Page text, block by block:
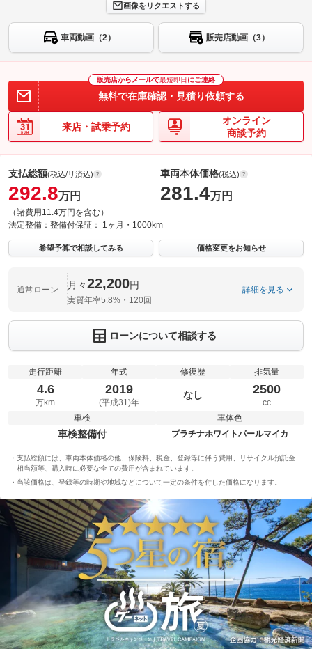
画像をリクエストする
車両動画（2） 販売店動画（3）
販売店からメールで最短即日 にご連絡
無料で在庫確認・見積り依頼する
来店・試乗予約
オンライン
商談予約
支払総額(税込/リ済込)
292.8万円
（諸費用11.4万円を含む）
車両本体価格(税込)
281.4万円
法定整備： 整備付保証： 1ヶ月・1000km
希望予算で相談してみる 価格変更をお知らせ
通常ローン 月々22,200円
実質年率5.8%・120回
詳細を見る
ローンについて相談する
走行距離
4.6
万km
年式
2019
(平成31)年
修復歴
なし
排気量
2500
cc
車検
車検整備付
車体色
プラチナホワイトパールマイカ
支払総額には、車両本体価格の他、保険料、税金、登録等に伴う費用、リサイクル預託金
相当額等、購入時に必要な全ての費用が含まれています。
当該価格は、登録等の時期や地域などについて一定の条件を付した価格になります。